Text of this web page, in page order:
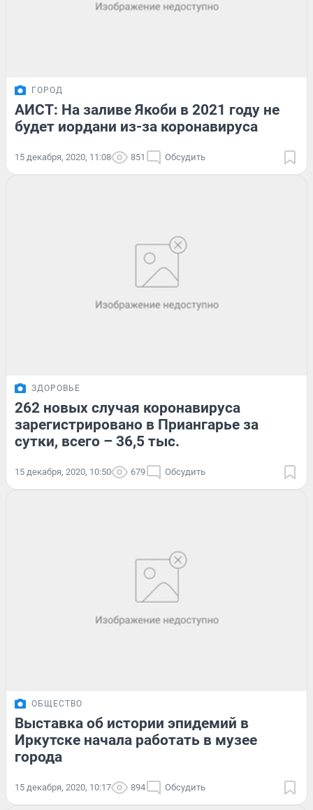
ГОРОД
АИСТ: На заливе Якоби в 2021 году не
будет иордани из-за коронавируса
15 декабря, 2020, 11:08 851 Обсудить
ЗДОРОВЬЕ
262 новых случая коронавируса
зарегистрировано в Приангарье за
сутки, всего – 36,5 тыс.
15 декабря, 2020, 10:50 679 Обсудить
ОБЩЕСТВО
Выставка об истории эпидемий в
Иркутске начала работать в музее
города
15 декабря, 2020, 10:17 894 Обсудить